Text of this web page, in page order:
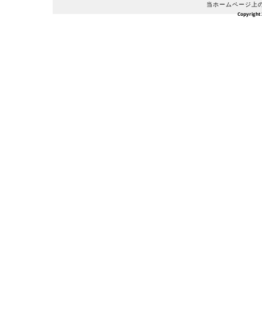
当ホームページ上
Copyright